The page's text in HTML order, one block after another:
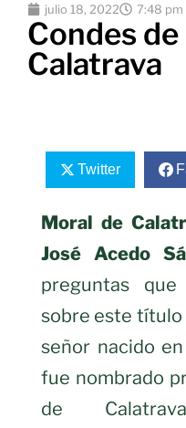
julio 18, 2022 7:48 pm
Condes
Calatrava
Twitter
Moral de
José Acedo
preguntas
sobre este título
señor nacido
fue nombrado
de